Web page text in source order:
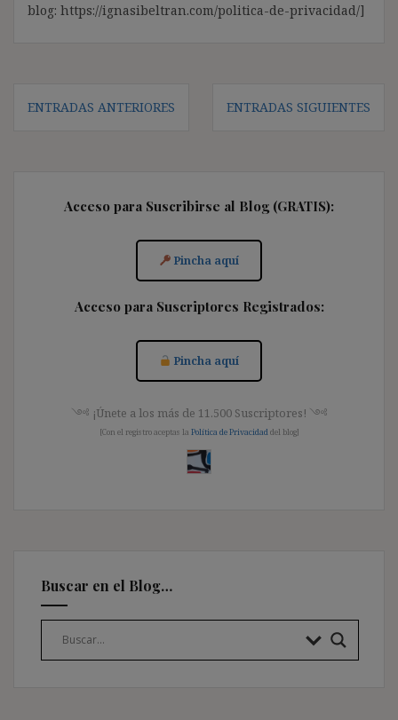
blog: https://ignasibeltran.com/politica-de-privacidad/]
de
ENTRADAS ANTERIORES ENTRADAS SIGUIENTES
Acceso para Suscribirse al Blog (GRATIS):
Pincha aquí
Acceso para Suscriptores Registrados:
Pincha aquí
༺ ¡Únete a los más de 11.500 Suscriptores! ༺
[Con el registro aceptas la Política de Privacidad del blog]
Buscar en el Blog…